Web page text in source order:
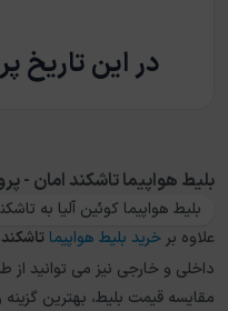
در این تاریخ
بلیط هواپیما تاشکند امان -
بلیط هواپیما کوئین آلیا به
علاوه بر خرید بلیط هواپیما تاشکند
داخلی و خارجی نیز می توانید از
مقایسه قیمت بلیط، بهترین گزینه